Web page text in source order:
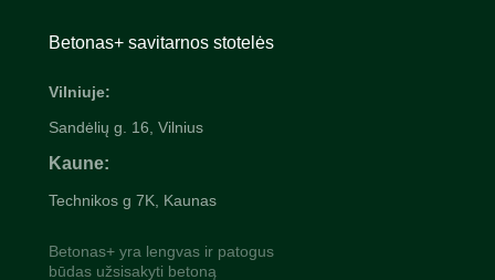
Betonas+ yra lengvas ir patogus
būdas užsisakyti betoną
Betonas+ savitarnos stotelės
Vilniuje:
Sandėlių g. 16, Vilnius
Kaune:
Technikos g 7K, Kaunas